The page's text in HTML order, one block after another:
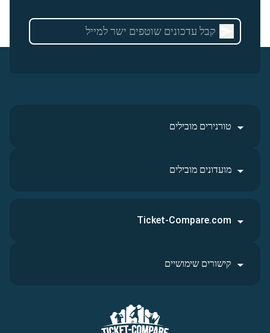
טורנירים מובילים
מועדונים מובילים
Ticket-Compare.com
קישורים שימושיים